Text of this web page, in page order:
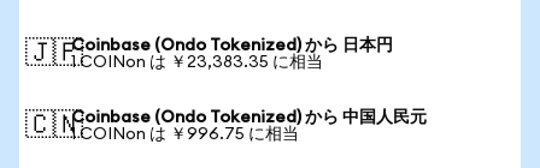
🇯🇵Coinbase (Ondo Tokenized) から 日本円
1 COINon は ￥23,383.35 に相当
🇨🇳Coinbase (Ondo Tokenized) から 中国人民元
1 COINon は ￥996.75 に相当